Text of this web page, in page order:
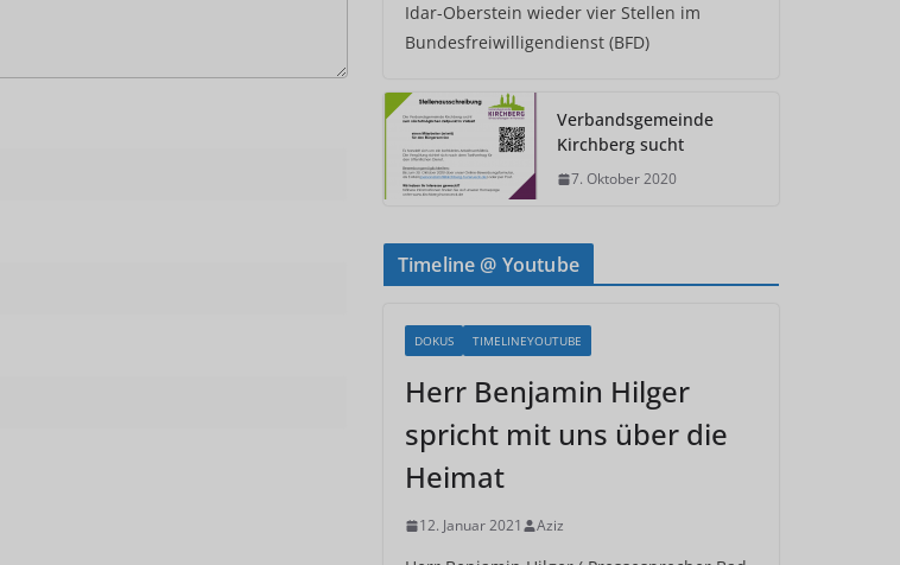
Idar-Oberstein wieder vier Stellen im
Bundesfreiwilligendienst (BFD)
Verbandsgemeinde
Kirchberg sucht
7. Oktober 2020
Timeline @ Youtube
DOKUS TIMELINEYOUTUBE
Herr Benjamin Hilger
spricht mit uns über die
Heimat
12. Januar 2021 Aziz